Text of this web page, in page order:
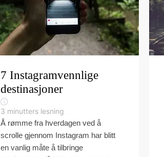
7 Instagramvennlige
destinasjoner
3 minutters lesning
Å rømme fra hverdagen ved å
scrolle gjennom Instagram har blitt
en vanlig måte å tilbringe